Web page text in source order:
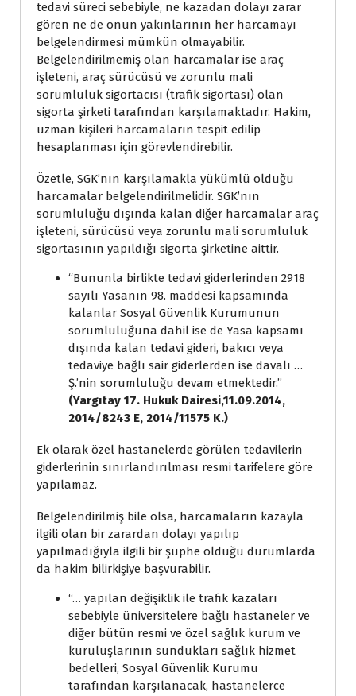
tedavi süreci sebebiyle, ne kazadan dolayı zarar
gören ne de onun yakınlarının her harcamayı
belgelendirmesi mümkün olmayabilir.
Belgelendirilmemiş olan harcamalar ise araç
işleteni, araç sürücüsü ve zorunlu mali
sorumluluk sigortacısı (trafik sigortası) olan
sigorta şirketi tarafından karşılamaktadır. Hakim,
uzman kişileri harcamaların tespit edilip
hesaplanması için görevlendirebilir.
Özetle, SGK’nın karşılamakla yükümlü olduğu
harcamalar belgelendirilmelidir. SGK’nın
sorumluluğu dışında kalan diğer harcamalar araç
işleteni, sürücüsü veya zorunlu mali sorumluluk
sigortasının yapıldığı sigorta şirketine aittir.
‘‘Bununla birlikte tedavi giderlerinden 2918
sayılı Yasanın 98. maddesi kapsamında
kalanlar Sosyal Güvenlik Kurumunun
sorumluluğuna dahil ise de Yasa kapsamı
dışında kalan tedavi gideri, bakıcı veya
tedaviye bağlı sair giderlerden ise davalı …
Ş.’nin sorumluluğu devam etmektedir.’’
(Yargıtay 17. Hukuk Dairesi,11.09.2014,
2014/8243 E, 2014/11575 K.)
Ek olarak özel hastanelerde görülen tedavilerin
giderlerinin sınırlandırılması resmi tarifelere göre
yapılamaz.
Belgelendirilmiş bile olsa, harcamaların kazayla
ilgili olan bir zarardan dolayı yapılıp
yapılmadığıyla ilgili bir şüphe olduğu durumlarda
da hakim bilirkişiye başvurabilir.
‘‘… yapılan değişiklik ile trafik kazaları
sebebiyle üniversitelere bağlı hastaneler ve
diğer bütün resmi ve özel sağlık kurum ve
kuruluşlarının sundukları sağlık hizmet
bedelleri, Sosyal Güvenlik Kurumu
tarafından karşılanacak, hastanelerce